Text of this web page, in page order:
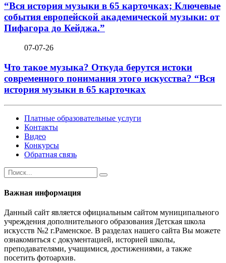
“Вся история музыки в 65 карточках; Ключевые
события европейской академической музыки: от
Пифагора до Кейджа.”
07-07-26
Что такое музыка? Откуда берутся истоки
современного понимания этого искусства? “Вся
история музыки в 65 карточках
Платные образовательные услуги
Контакты
Видео
Конкурсы
Обратная связь
Важная информация
Данный сайт является официальным сайтом муниципального
учреждения дополнительного образования Детская школа
искусств №2 г.Раменское. В разделах нашего сайта Вы можете
ознакомиться с документацией, историей школы,
преподавателями, учащимися, достижениями, а также
посетить фотоархив.